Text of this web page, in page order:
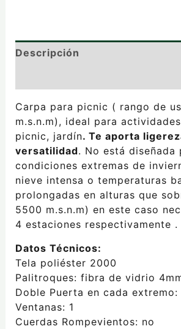
Descripción
Carpa para picnic ( rango de
m.s.n.m), ideal para
picnic, jardín. Te aporta
versatilidad. No está diseñada
condiciones extremas de
nieve intensa o temperaturas
prolongadas en alturas que
5500 m.s.n.m) en este caso
4 estaciones respectivamente .
Datos Técnicos:
Tela poliéster 2000
Palitroques: fibra de vidrio
Doble Puerta en cada extremo:
Ventanas: 1
Cuerdas Rompevientos: no